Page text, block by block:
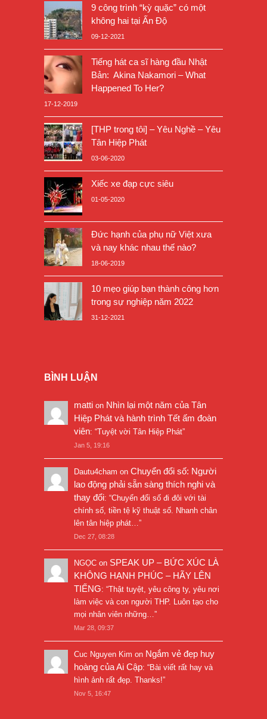
9 công trình “kỳ quặc” có một
không hai tại Ấn Độ
09-12-2021
Tiếng hát ca sĩ hàng đầu Nhật
Bản: Akina Nakamori – What
Happened To Her?
17-12-2019
[THP trong tôi] – Yêu Nghề – Yêu
Tân Hiệp Phát
03-06-2020
Xiếc xe đạp cực siêu
01-05-2020
Đức hạnh của phụ nữ Việt xưa
và nay khác nhau thế nào?
18-06-2019
10 mẹo giúp bạn thành công hơn
trong sự nghiệp năm 2022
31-12-2021
BÌNH LUẬN
matti on Nhìn lại một năm của Tân
Hiệp Phát và hành trình Tết ấm đoàn
viên: “Tuyệt vời Tân Hiệp Phát”
Jan 5, 19:16
Dautu4cham on Chuyển đổi số: Người
lao động phải sẵn sàng thích nghi và
thay đổi: “Chuyển đổi số đi đôi với tài
chính số, tiền tệ kỹ thuật số. Nhanh chân
lên tân hiệp phát…”
Dec 27, 08:28
NGỌC on SPEAK UP – BỨC XÚC LÀ
KHÔNG HẠNH PHÚC – HÃY LÊN
TIẾNG: “Thật tuyệt, yêu công ty, yêu nơi
làm việc và con người THP. Luôn tạo cho
mọi nhân viên những…”
Mar 28, 09:37
Cuc Nguyen Kim on Ngắm vẻ đẹp huy
hoàng của Ai Cập: “Bài viết rất hay và
hình ảnh rất đẹp. Thanks!”
Nov 5, 16:47